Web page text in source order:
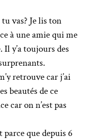
vas? Je lis ton
à une amie qui me
Il y’a toujours des
retrouve car j’ai
beautés de ce
car on n’est pas
parce que depuis 6